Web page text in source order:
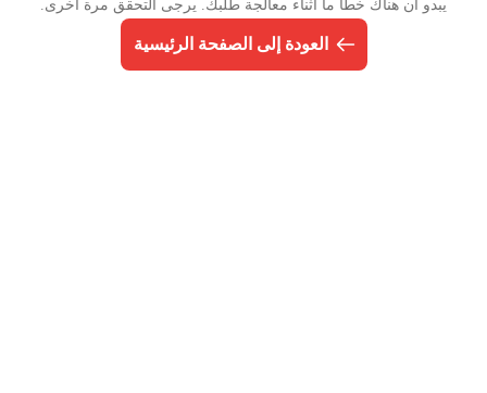
يبدو أن هناك خطأ ما أثناء معالجة طلبك. يرجى التحقق مرة أخرى.
العودة إلى الصفحة الرئيسية